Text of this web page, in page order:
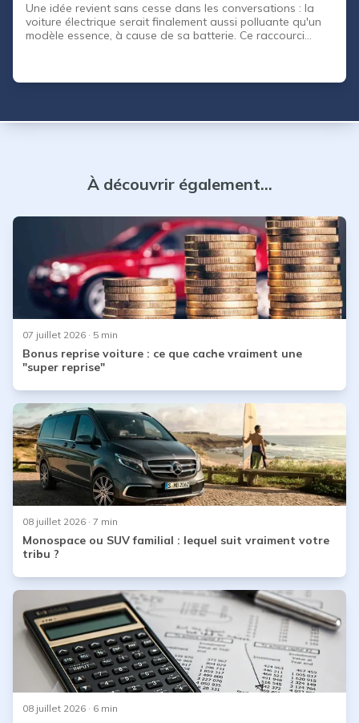
Une idée revient sans cesse dans les conversations : la
voiture électrique serait finalement aussi polluante qu'un
modèle essence, à cause de sa batterie. Ce raccourci
À découvrir également...
07 juillet 2026 · 5 min
Bonus reprise voiture : ce que cache vraiment une
"super reprise"
08 juillet 2026 · 7 min
Monospace ou SUV familial : lequel suit vraiment votre
tribu ?
08 juillet 2026 · 6 min